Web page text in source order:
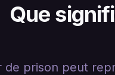
Que
de prison peut